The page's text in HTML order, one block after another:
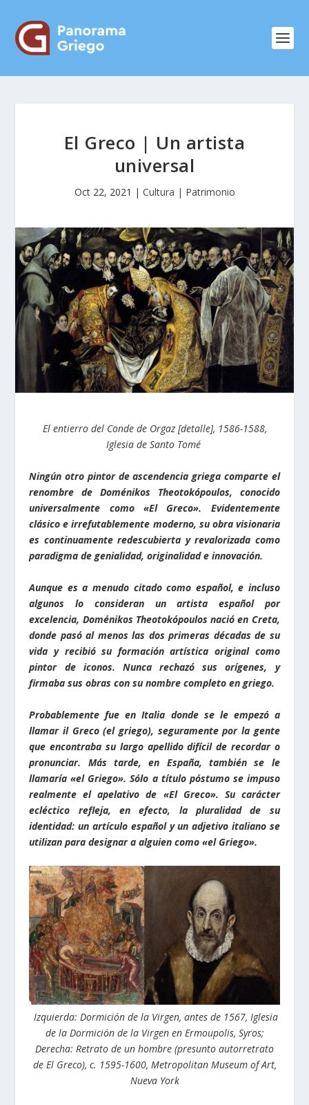
El Greco | Un artista
universal
Oct 22, 2021 | Cultura | Patrimonio
El entierro del Conde de Orgaz [detalle], 1586-1588,
Iglesia de Santo Tomé
Ningún otro pintor de ascendencia griega comparte el
renombre de Doménikos Theotokópoulos, conocido
universalmente como «El Greco». Evidentemente
clásico e irrefutablemente moderno, su obra visionaria
es continuamente redescubierta y revalorizada como
paradigma de genialidad, originalidad e innovación.
Aunque es a menudo citado como español, e incluso
algunos lo consideran un artista español por
excelencia, Doménikos Theotokópoulos nació en Creta,
donde pasó al menos las dos primeras décadas de su
vida y recibió su formación artística original como
pintor de iconos. Nunca rechazó sus orígenes, y
firmaba sus obras con su nombre completo en griego.
Probablemente fue en Italia donde se le empezó a
llamar il Greco (el griego), seguramente por la gente
que encontraba su largo apellido difícil de recordar o
pronunciar. Más tarde, en España, también se le
llamaría «el Griego». Sólo a título póstumo se impuso
realmente el apelativo de «El Greco». Su carácter
ecléctico refleja, en efecto, la pluralidad de su
identidad: un artículo español y un adjetivo italiano se
utilizan para designar a alguien como «el Griego».
Izquierda: Dormición de la Virgen, antes de 1567, Iglesia
de la Dormición de la Virgen en Ermoupolis, Syros;
Derecha: Retrato de un hombre (presunto autorretrato
de El Greco), c. 1595-1600, Metropolitan Museum of Art,
Nueva York